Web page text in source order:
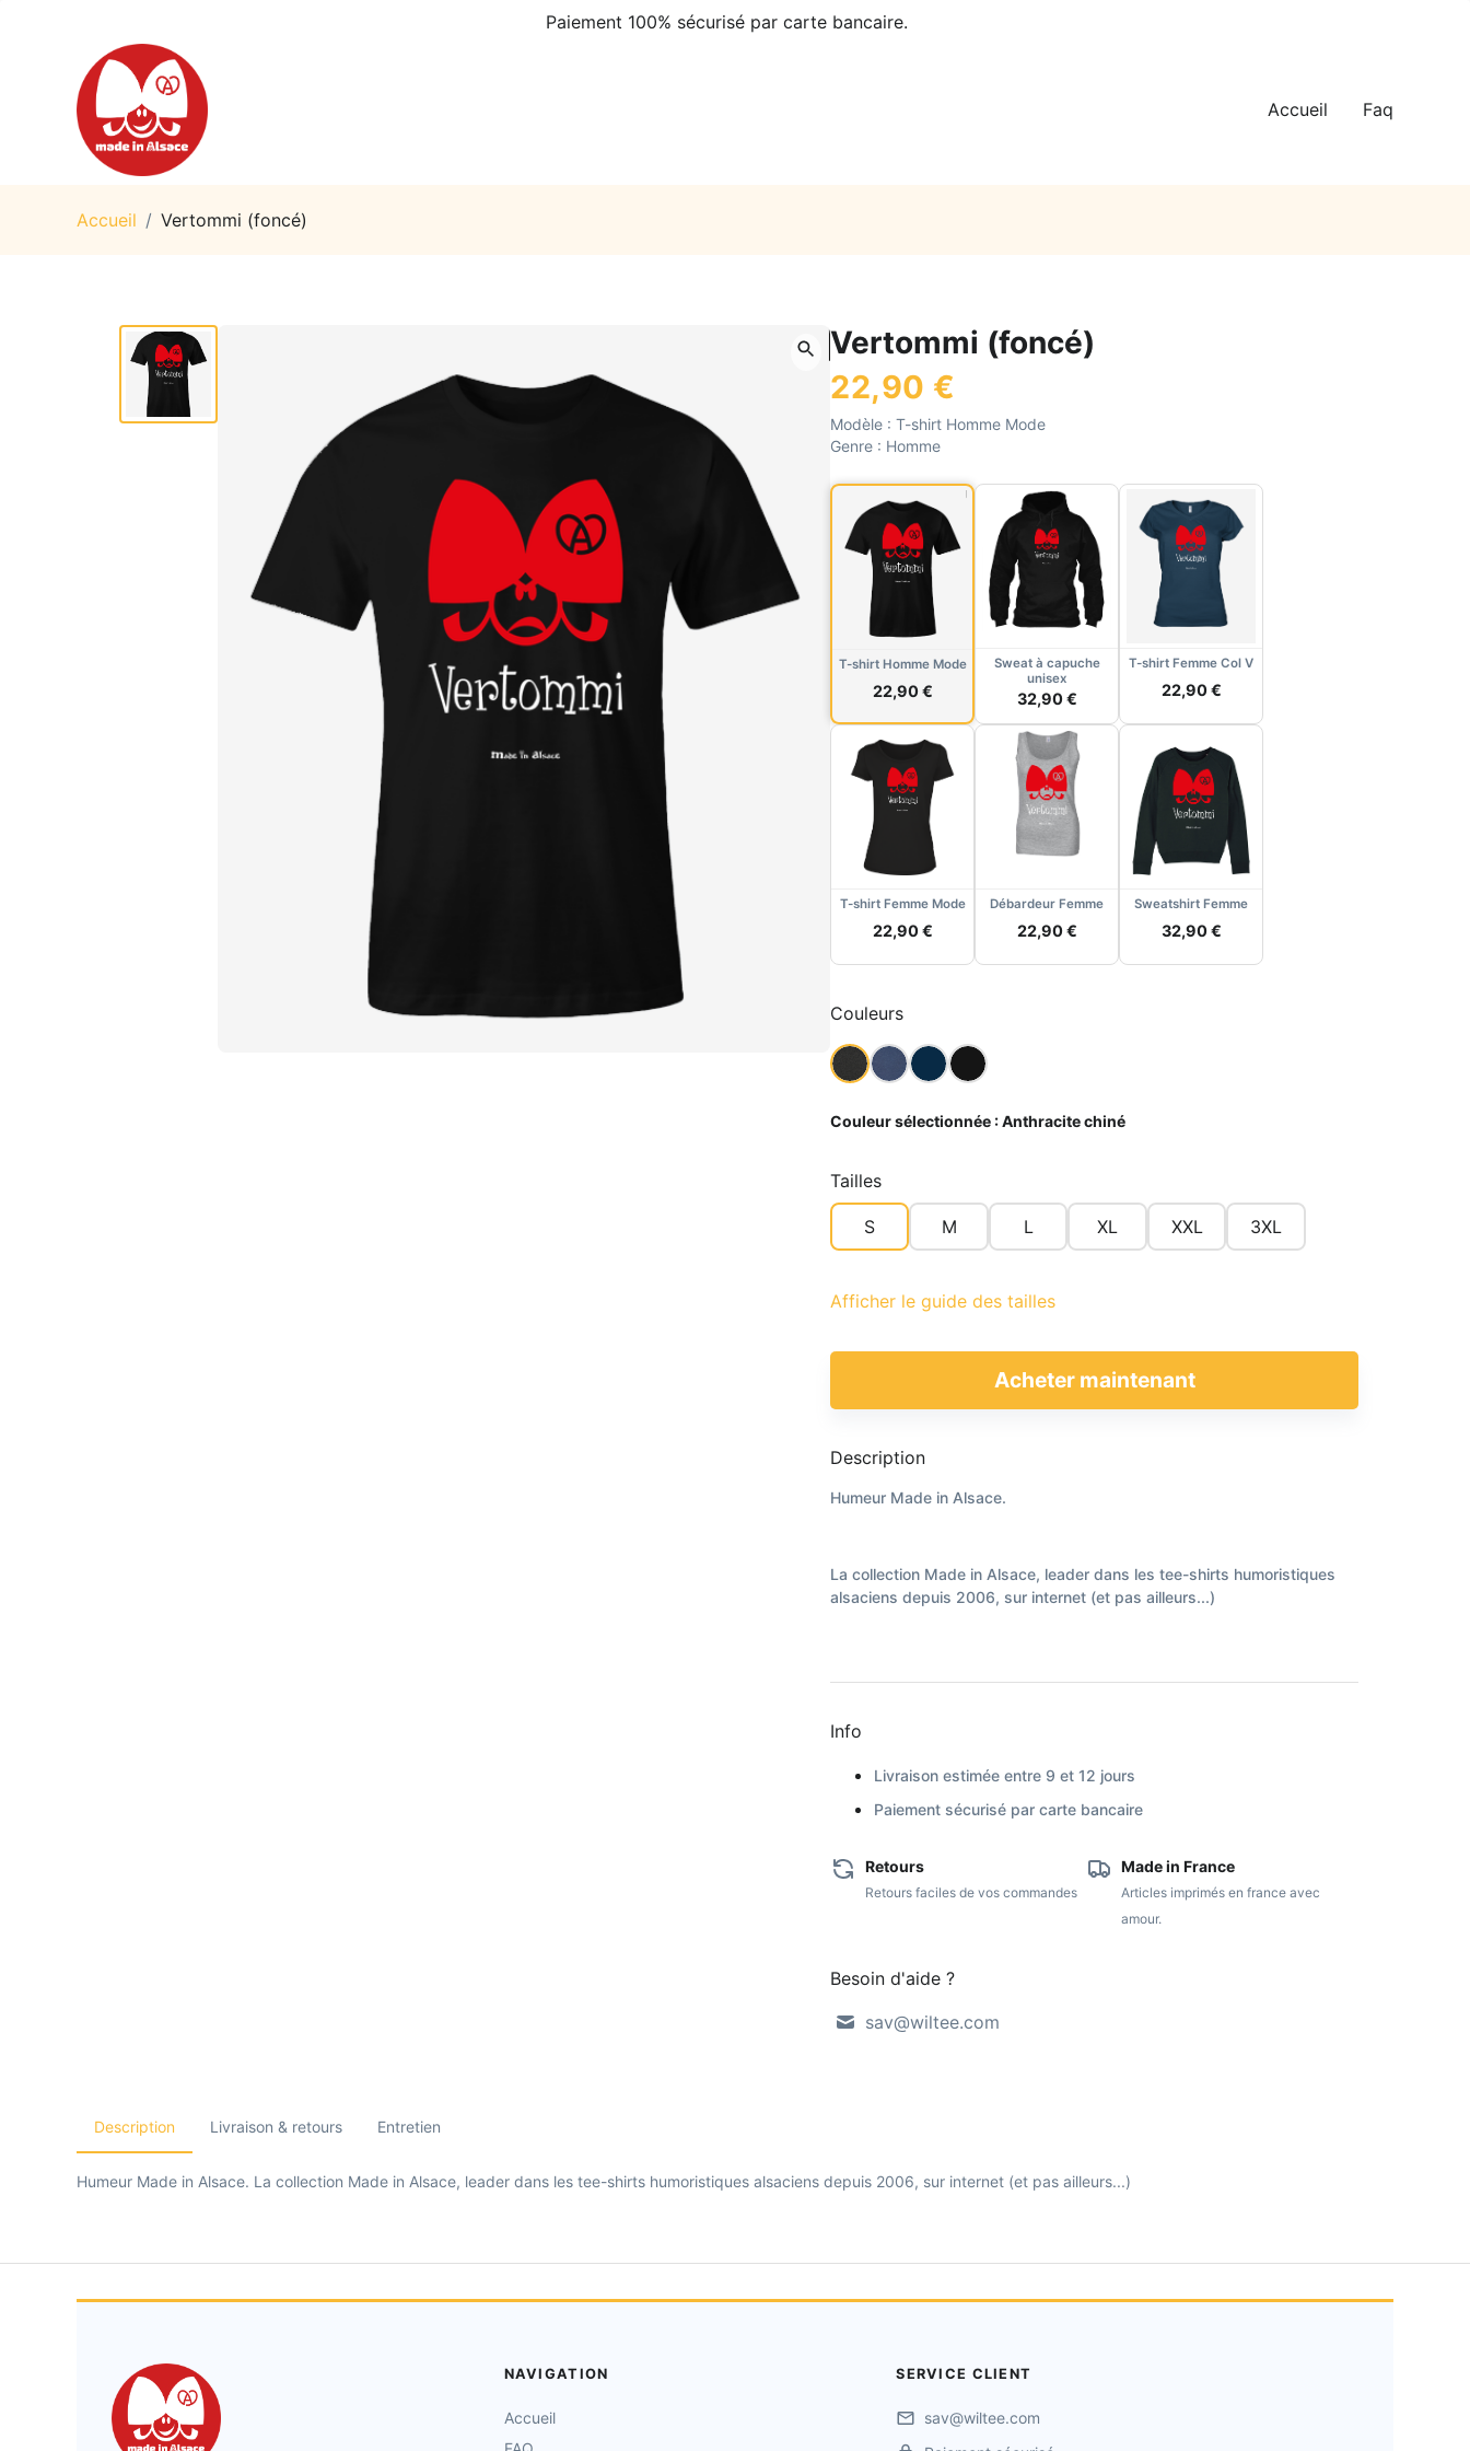
Paiement 100% sécurisé par carte bancaire.
Accueil Faq
Accueil / Vertommi (foncé)
Vertommi (foncé)
22,90 €
Modèle : T-shirt Homme Mode
Genre : Homme
T-shirt Homme Mode
22,90 €
Sweat à capuche
unisex
32,90 €
T-shirt Femme Col V
22,90 €
T-shirt Femme Mode
22,90 €
Débardeur Femme
22,90 €
Sweatshirt Femme
32,90 €
Couleurs
Couleur sélectionnée :Anthracite chiné
Tailles
S M L XL XXL 3XL
Afficher le guide des tailles
Acheter maintenant
Description
Humeur Made in Alsace.
La collection Made in Alsace, leader dans les tee-shirts humoristiques
alsaciens depuis 2006, sur internet (et pas ailleurs...)
Info
Livraison estimée entre 9 et 12 jours
Paiement sécurisé par carte bancaire
Retours
Retours faciles de vos commandes
Made in France
Articles imprimés en france avec
amour.
Besoin d'aide ?
sav@wiltee.com
Description Livraison & retours Entretien
Humeur Made in Alsace. La collection Made in Alsace, leader dans les tee-shirts humoristiques alsaciens depuis 2006, sur internet (et pas ailleurs...)
NAVIGATION
Accueil
SERVICE CLIENT
sav@wiltee.com